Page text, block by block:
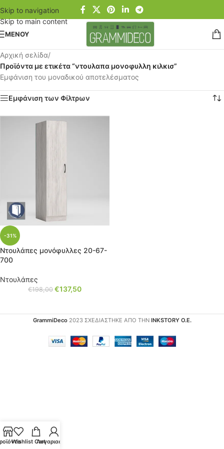
Skip to navigation
Skip to main content
ΜΕΝΟΥ
Αρχική σελίδα/
Προϊόντα με ετικέτα “ντουλαπα μονοφυλλη κιλκισ”
Εμφάνιση του μοναδικού αποτελέσματος
Εμφάνιση των Φίλτρων
-31%
Ντουλάπες μονόφυλλες 20-67-
700
Ντουλάπες
€198,00 €137,50
GrammiDeco 2023 ΣΧΕΔΙΑΣΤΗΚΕ ΑΠΟ ΤΗΝ INKSTORY Ο.Ε.
Wishlist Cart
Λογαριασμός